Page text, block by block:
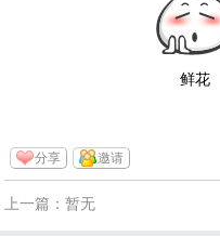
鲜花
分享 邀请
上一篇：暂无